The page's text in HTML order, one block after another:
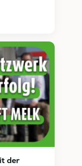
der